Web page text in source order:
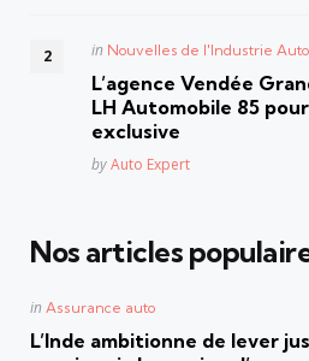
Posted
in Nouvelles de l'Industrie
L’agence Vendée
LH Automobile 85
exclusive
Posted
byAuto Expert
Nos articles
Posted
in Assurance auto
L’Inde ambitionne de lever